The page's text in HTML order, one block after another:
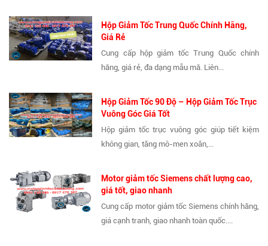
Hộp Giảm Tốc Trung Quốc Chính Hãng,
Giá Rẻ
Cung cấp hộp giảm tốc Trung Quốc chính
hãng, giá rẻ, đa dạng mẫu mã. Liên...
Hộp Giảm Tốc 90 Độ – Hộp Giảm Tốc Trục
Vuông Góc Giá Tốt
Hộp giảm tốc trục vuông góc giúp tiết kiệm
không gian, tăng mô-men xoắn,...
Motor giảm tốc Siemens chất lượng cao,
giá tốt, giao nhanh
Cung cấp motor giảm tốc Siemens chính hãng,
giá cạnh tranh, giao nhanh toàn quốc....